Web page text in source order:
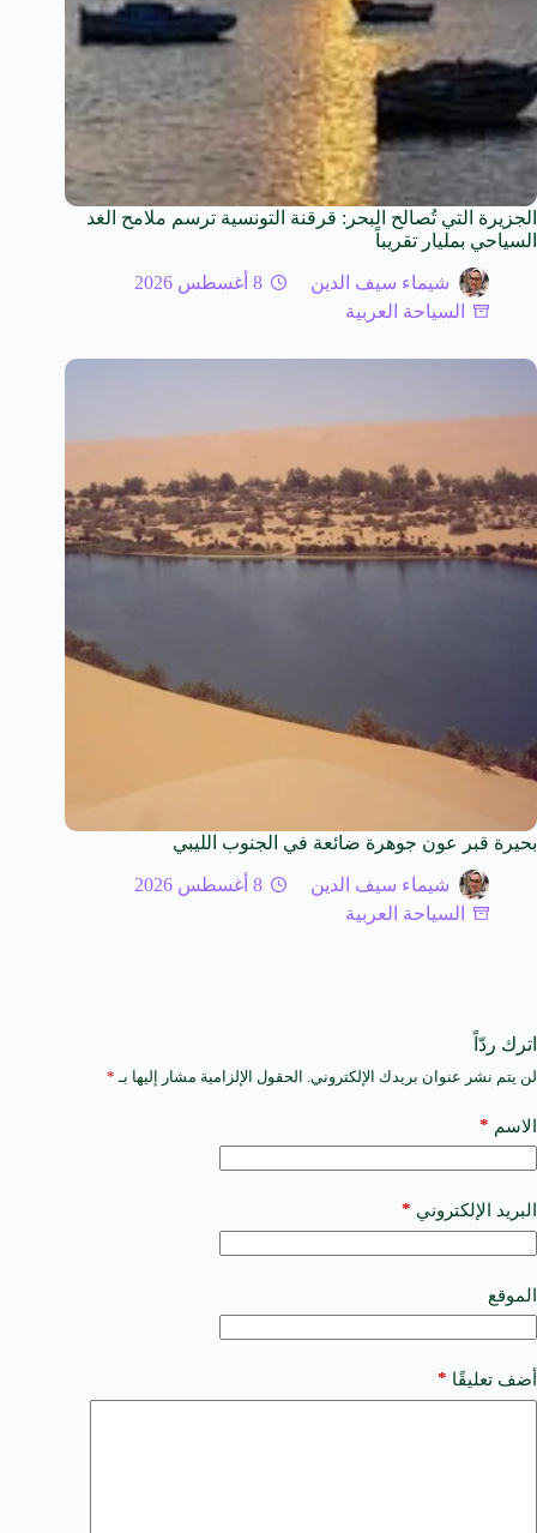
الجزيرة التي تُصالح البحر: قرقنة التونسية ترسم ملامح الغد
السياحي بمليار تقريباً
شيماء سيف الدين
8 أغسطس 2026
السياحة العربية
بحيرة قبر عون جوهرة ضائعة في الجنوب الليبي
شيماء سيف الدين
8 أغسطس 2026
السياحة العربية
اترك ردّاً
لن يتم نشر عنوان بريدك الإلكتروني. الحقول الإلزامية مشار إليها بـ *
الاسم *
البريد الإلكتروني *
الموقع
أضف تعليقًا *
A
t
e
a
t
i
e
: